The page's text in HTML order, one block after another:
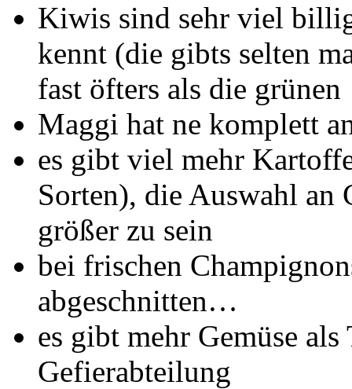
Kiwis sind sehr viel
kennt (die gibts selten
fast öfters als die grünen
Maggi hat ne komplett
es gibt viel mehr
Sorten), die Auswahl an
größer zu sein
bei frischen
abgeschnitten…
es gibt mehr Gemüse
Gefierabteilung